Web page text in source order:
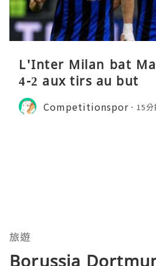
L'Inter Milan bat
4-2 aux tirs au but
Competitionspor 15
旅遊
Borussia